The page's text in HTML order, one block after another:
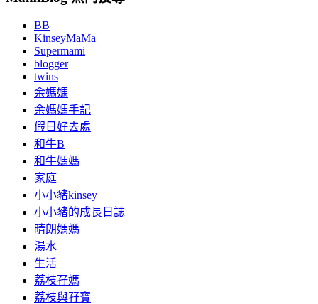
BB
KinseyMaMa
Supermami
blogger
twins
余媽媽
余媽媽手記
假日好去處
和牛B
和牛媽媽
家庭
小小豬kinsey
小小豬的成長日誌
晴朗媽媽
湯水
生活
荔枝孖媽
荔枝與孖寶